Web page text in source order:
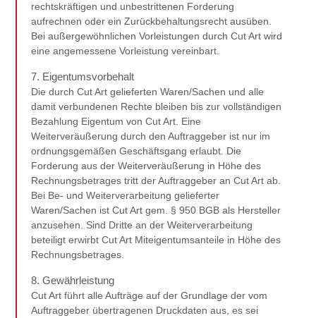
rechtskräftigen und unbestrittenen Forderung
aufrechnen oder ein Zurückbehaltungsrecht ausüben.
Bei außergewöhnlichen Vorleistungen durch Cut Art wird
eine angemessene Vorleistung vereinbart.
7. Eigentumsvorbehalt
Die durch Cut Art gelieferten Waren/Sachen und alle
damit verbundenen Rechte bleiben bis zur vollständigen
Bezahlung Eigentum von Cut Art. Eine
Weiterveräußerung durch den Auftraggeber ist nur im
ordnungsgemäßen Geschäftsgang erlaubt. Die
Forderung aus der Weiterveräußerung in Höhe des
Rechnungsbetrages tritt der Auftraggeber an Cut Art ab.
Bei Be- und Weiterverarbeitung gelieferter
Waren/Sachen ist Cut Art gem. § 950 BGB als Hersteller
anzusehen. Sind Dritte an der Weiterverarbeitung
beteiligt erwirbt Cut Art Miteigentumsanteile in Höhe des
Rechnungsbetrages.
8. Gewährleistung
Cut Art führt alle Aufträge auf der Grundlage der vom
Auftraggeber übertragenen Druckdaten aus, es sei